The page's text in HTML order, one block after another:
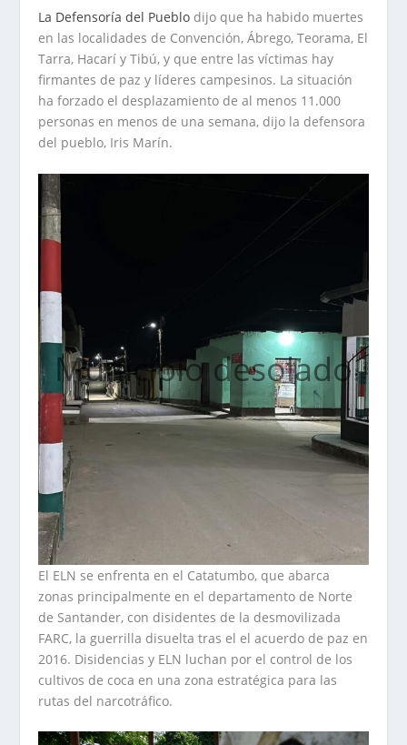
La Defensoría del Pueblo dijo que ha habido muertes
en las localidades de Convención, Ábrego, Teorama, El
Tarra, Hacarí y Tibú, y que entre las víctimas hay
firmantes de paz y líderes campesinos. La situación
ha forzado el desplazamiento de al menos 11.000
personas en menos de una semana, dijo la defensora
del pueblo, Iris Marín.
Municipio desolado
El ELN se enfrenta en el Catatumbo, que abarca
zonas principalmente en el departamento de Norte
de Santander, con disidentes de la desmovilizada
FARC, la guerrilla disuelta tras el el acuerdo de paz en
2016. Disidencias y ELN luchan por el control de los
cultivos de coca en una zona estratégica para las
rutas del narcotráfico.